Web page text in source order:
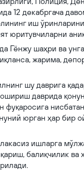
12 декабргача
иш
юритувчиларни
Гёнжу шаҳри ва
жарима,
шу даврига
даврида
фуқаросига
юрган ҳар бир
ишларга
балиқчилик